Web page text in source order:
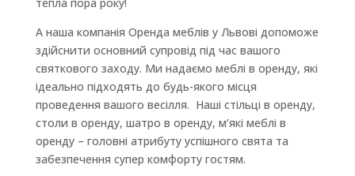
А наша компанія Оренда меблів у Львові допоможе
здійснити основний супровід під час вашого
святкового заходу. Ми надаємо меблі в оренду, які
ідеально підходять до будь-якого місця
проведення вашого весілля. Наші стільці в оренду,
столи в оренду, шатро в оренду, м’які меблі в
оренду – головні атрибуту успішного свята та
забезпечення супер комфорту гостям.